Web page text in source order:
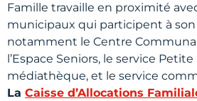
Famille travaille en proximité
municipaux qui participent à
notamment le Centre Communal
l’Espace Seniors, le service
médiathèque, et le service
La Caisse d’Allocations